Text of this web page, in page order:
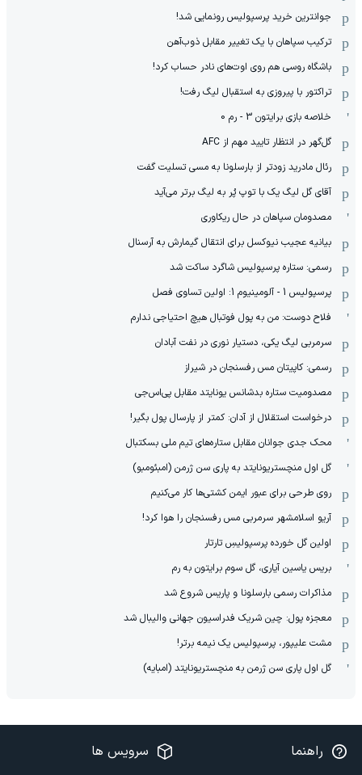
جوانترین خرید پرسپولیس رونمایی شد!
ترکیب سپاهان با یک تغییر مقابل ذوب‌آهن
باشگاه روسی هم روی اوت‌های نادر حساب کرد!
تراکتور با پیروزی به استقبال لیگ رفت!
خلاصه بازی برایتون 3 - رم 0
گل‌گهر در انتظار تایید مهم از ‌AFC
رئال مادرید زودتر از بارسلونا به مسی تسلیت گفت
آقای گل لیگ یک با توپ پُر به لیگ برتر می‌آید
مصدومان سپاهان در حال ریکاوری
بیانیه عجیب نیوکسل برای انتقال گیمارش به آرسنال
رسمی: ستاره پرسپولیس شاگرد ساکت شد
پرسپولیس 1 - آلومینیوم 1: اولین تساوی فصل
فلاح دوست: من به پول فوتبال هیچ احتیاجی ندارم
سرمربی لیگ یکی، دستیار نوری در نفت آبادان
رسمی: کاپیتان مس رفسنجان در شیراز
مصدومیت ستاره بدشانس یونایتد مقابل پی‌اس‌جی
درخواست استقلال از آدان: کمتر از پارسال پول بگیر!
محک جدی ‌جوانان مقابل ستاره‌های تیم ملی بسکتبال
گل اول منچستریونایتد به پاری سن ژرمن (امبئومبو)
روی طرحی برای عبور ایمن کشتی‌ها کار می‌کنیم
آریو اسلامشهر سرمربی مس رفسنجان را هوا کرد!
اولین گل خورده پرسپولیسِ تارتار
بریس یاسین آیاری، گل سوم برایتون به رم
مذاکرات رسمی بارسلونا و پاریس شروع شد
معجزه پول: چین شریک فدراسیون جهانی والیبال شد
مشت علیپور، پرسپولیس یک نیمه برتر!
گل اول پاری سن ژرمن به منچستریونایتد (امبایه)
راهنما سرویس ها